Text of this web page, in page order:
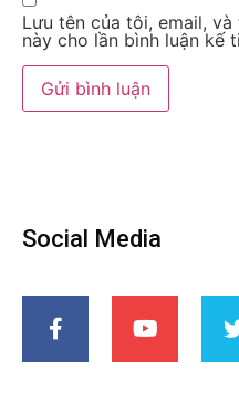
Lưu tên của tôi, email,
này cho lần bình luận kế
Social Media